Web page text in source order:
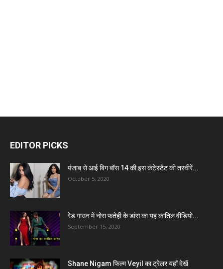
EDITOR PICKS
पंजाब से आई बिग बॉस 14 की इस कंटेस्टेंट की तस्वीरें...
October 5, 2020
रेड गाउन में नोरा फतेही के डांस का यह कातिल वीडियो...
September 15, 2020
Shane Nigam फिल्म Veyil का ट्रेलर यहाँ देखें